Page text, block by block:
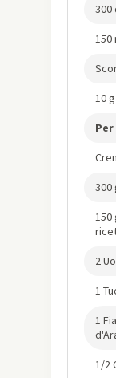
300
150
10
300
150
2
1
1
1/2